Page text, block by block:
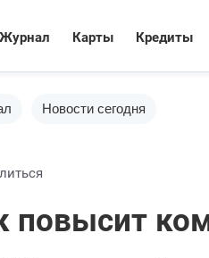
Журнал Карты Кредиты
Новости сегодня
повысит